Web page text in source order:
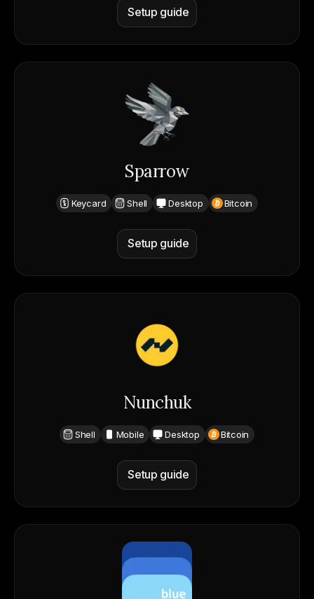
Setup guide
Sparrow
Keycard Shell Desktop Bitcoin
Setup guide
Nunchuk
Shell Mobile Desktop Bitcoin
Setup guide